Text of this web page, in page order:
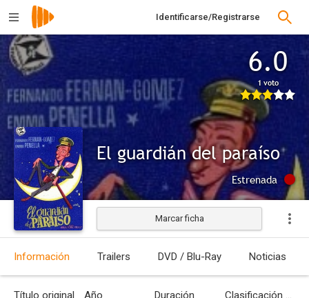
Identificarse/Registrarse
6.0
1 voto
El guardián del paraíso
Estrenada
Marcar ficha
Información Trailers DVD / Blu-Ray Noticias
Título original Año Duración Clasificación por edades